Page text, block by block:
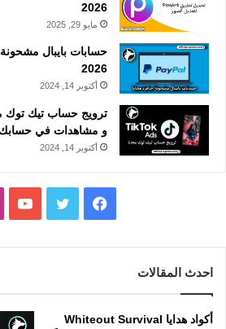
2026
مايو 29, 2025
2026
أكتوبر 14, 2024
و مشاهدات في
أكتوبر 14, 2024
فيسبوك تويتر
احدث المقالات
أكواد هدايا Whiteout Survival